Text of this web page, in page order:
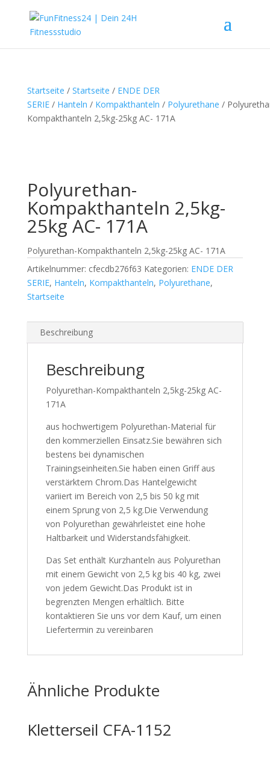
Startseite / Startseite / ENDE DER
SERIE/ Hanteln / Kompakthanteln / Polyurethane /
Kompakthanteln 2,5kg-25kg AC- 171A
Polyurethan-
Kompakthanteln 2,5kg-
25kg AC- 171A
Polyurethan-Kompakthanteln 2,5kg-25kg AC- 171A
Artikelnummer: cfecdb276f63 Kategorien: ENDE DER
SERIE, Hanteln, Kompakthanteln, Polyurethane,
Startseite
Beschreibung
Beschreibung
Polyurethan-Kompakthanteln 2,5kg-25kg AC-
171A
aus hochwertigem Polyurethan-Material für
den kommerziellen Einsatz.Sie bewähren sich
bestens bei dynamischen
Trainingseinheiten.Sie haben einen Griff aus
verstärktem Chrom.Das Hantelgewicht
variiert im Bereich von 2,5 bis 50 kg mit
einem Sprung von 2,5 kg.Die Verwendung
von Polyurethan gewährleistet eine hohe
Haltbarkeit und Widerstandsfähigkeit.
Das Set enthält Kurzhanteln aus Polyurethan
mit einem Gewicht von 2,5 kg bis 40 kg, zwei
von jedem Gewicht.Das Produkt ist in
begrenzten Mengen erhältlich. Bitte
kontaktieren Sie uns vor dem Kauf, um einen
Liefertermin zu vereinbaren
Ähnliche Produkte
Kletterseil CFA-1152